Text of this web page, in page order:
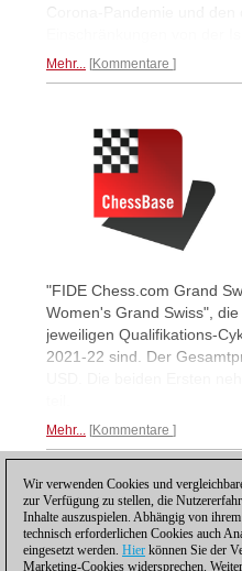
Corona-Pandemie und den
Mehr... Kommentare
"FIDE Chess.com Grand
Women's Grand Swiss",
jeweiligen Qualifikations-
2021-22 sind. Der
Mehr... Kommentare
Wir verwenden Cookies und
zur Verfügung zu stellen, die
Inhalte auszuspielen. Abhängig von
technisch erforderlichen Cookies auch
eingesetzt werden. Hier können Sie der
Marketing-Cookies widersprechen.